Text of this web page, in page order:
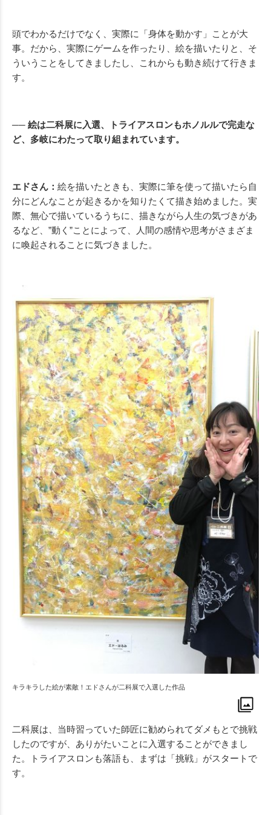
頭でわかるだけでなく、実際に「身体を動かす」ことが大
事。だから、実際にゲームを作ったり、絵を描いたりと、そ
ういうことをしてきましたし、これからも動き続けて行きま
す。
── 絵は二科展に入選、トライアスロンもホノルルで完走な
ど、多岐にわたって取り組まれています。
エドさん： 絵を描いたときも、実際に筆を使って描いたら自
分にどんなことが起きるかを知りたくて描き始めました。実
際、無心で描いているうちに、描きながら人生の気づきがあ
るなど、”動く”ことによって、人間の感情や思考がさまざま
に喚起されることに気づきました。
キラキラした絵が素敵！エドさんが二科展で入選した作品
二科展は、当時習っていた師匠に勧められてダメもとで挑戦
したのですが、ありがたいことに入選することができまし
た。トライアスロンも落語も、まずは「挑戦」がスタートで
す。